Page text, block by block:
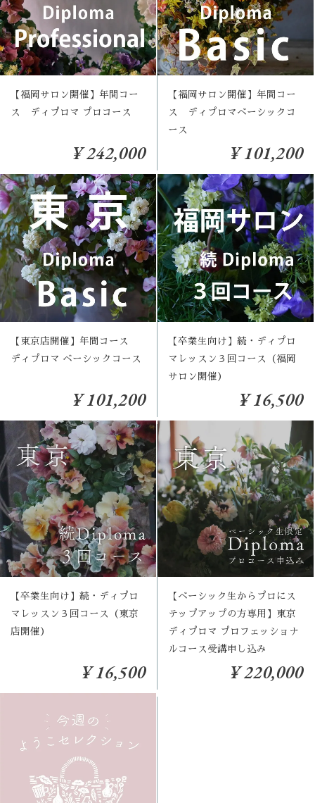
【福岡サロン開催】年間コー
ス ディプロマ プロコース
¥ 242,000
【福岡サロン開催】年間コー
ス ディプロマベーシックコ
ース
¥ 101,200
【東京店開催】年間コース
ディプロマ ベーシックコース
¥ 101,200
【卒業生向け】続・ディプロ
マレッスン３回コース（福岡
サロン開催）
¥ 16,500
【卒業生向け】続・ディプロ
マレッスン３回コース（東京
店開催）
¥ 16,500
【ベーシック生からプロにス
テップアップの方専用】東京
ディプロマ プロフェッショナ
ルコース受講申し込み
¥ 220,000